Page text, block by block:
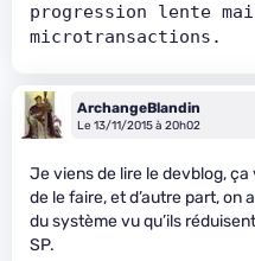
progression lente
microtransactions.
ArchangeBlandin
Le 13/11/2015 à 20h02
Je viens de lire le devblog,
de le faire, et d’autre part, on
du système vu qu’ils
SP.